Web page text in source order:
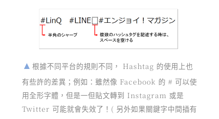
根據不同平台的規則不同， Hashtag 的使用上也
有些許的差異；例如：雖然像 Facebook 的 # 可以使
用全形字體，但是一但貼文轉到 Instagram 或是
Twitter 可能就會失效了！( 另外如果關鍵字中間插有